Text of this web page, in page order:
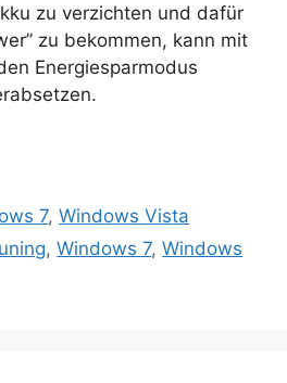
zu verzichten und dafür
zu bekommen, kann mit
Energiesparmodus
7,Windows Vista
,Windows 7,Windows